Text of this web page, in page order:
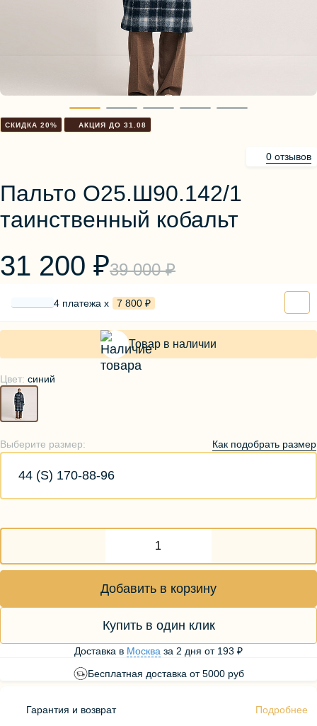
Пальто О25.Ш90.142/1
таинственный кобальт
0 отзывов
СКИДКА 20% АКЦИЯ ДО 31.08
Цвет: синий
Выберите размер: Как подобрать размер
44 (S) 170-88-96
39 000 ₽
31 200 ₽
4 платежа х 7 800 ₽
Товар в наличии
Добавить в корзину
Купить в один клик
Доставка в Москва за 2 дня от 193 ₽
Бесплатная доставка от 5000 руб
Гарантия и возврат Подробнее